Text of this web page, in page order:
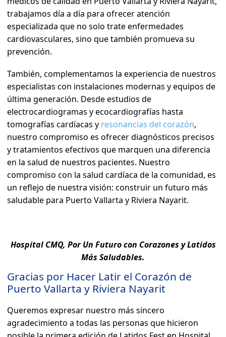
trabajamos día a día para ofrecer atención
especializada que no solo trate enfermedades
cardiovasculares, sino que también promueva su
prevención.
También, complementamos la experiencia de nuestros
especialistas con instalaciones modernas y equipos de
última generación. Desde estudios de
electrocardiogramas y ecocardiografías hasta
tomografías cardíacas y resonancias del corazón,
nuestro compromiso es ofrecer diagnósticos precisos
y tratamientos efectivos que marquen una diferencia
en la salud de nuestros pacientes. Nuestro
compromiso con la salud cardíaca de la comunidad, es
un reflejo de nuestra visión: construir un futuro más
saludable para Puerto Vallarta y Riviera Nayarit.
Hospital CMQ, Por Un Futuro con Corazones y Latidos
Más Saludables.
Gracias por Hacer Latir el Corazón de
Puerto Vallarta y Riviera Nayarit
Queremos expresar nuestro más sincero
agradecimiento a todas las personas que hicieron